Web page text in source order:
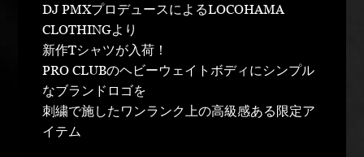
DJ PMXプロデュースによるLOCOHAMA
CLOTHINGより
新作Tシャツが入荷！
PRO CLUBのヘビーウェイトボディにシンプル
なブランドロゴを
刺繍で施したワンランク上の高級感ある限定ア
イテム